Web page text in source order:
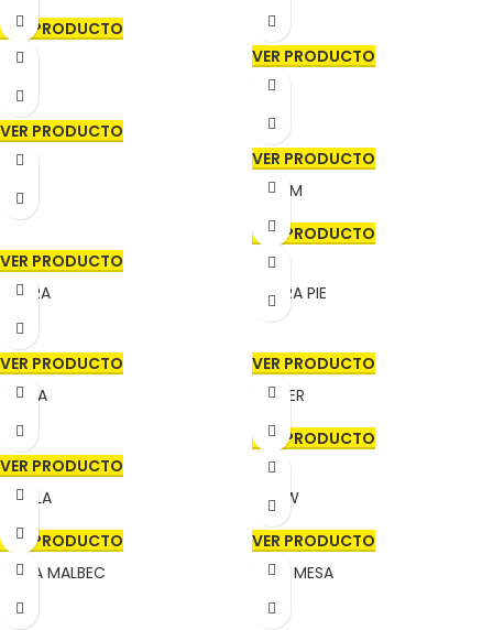
VER PRODUCTO
VER PRODUCTO
OFY
VER PRODUCTO
PERK
VER PRODUCTO
PLIZ
VER PRODUCTO
SHRUM
VER PRODUCTO
UMBRA
VER PRODUCTO
UMBRA PIE
VER PRODUCTO
VELMA
VER PRODUCTO
BENTER
VER PRODUCTO
GAMLA
VER PRODUCTO
GLOW
VER PRODUCTO
MEGA MALBEC
ROW MESA